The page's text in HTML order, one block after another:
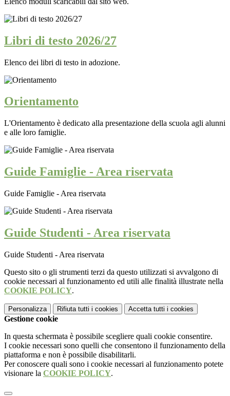
Libri di testo 2026/27
Elenco dei libri di testo in adozione.
Orientamento
L'Orientamento è dedicato alla presentazione della scuola agli alunni
e alle loro famiglie.
Guide Famiglie - Area riservata
Guide Famiglie - Area riservata
Guide Studenti - Area riservata
Guide Studenti - Area riservata
Questo sito o gli strumenti terzi da questo utilizzati si avvalgono di
cookie necessari al funzionamento ed utili alle finalità illustrate nella
COOKIE POLICY.
Personalizza Rifiuta tutti i cookies Accetta tutti i cookies
Gestione cookie
In questa schermata è possibile scegliere quali cookie consentire.
I cookie necessari sono quelli che consentono il funzionamento della
piattaforma e non è possibile disabilitarli.
Per conoscere quali sono i cookie necessari al funzionamento potete
visionare la COOKIE POLICY.